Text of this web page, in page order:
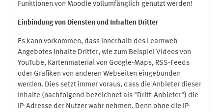
Funktionen von Moodle vollumfänglich genutzt werden!
Einbindung von Diensten und Inhalten Dritter
Es kann vorkommen, dass innerhalb des Learnweb-
Angebotes Inhalte Dritter, wie zum Beispiel Videos von
YouTube, Kartenmaterial von Google-Maps, RSS-Feeds
oder Grafiken von anderen Webseiten eingebunden
werden. Dies setzt immer voraus, dass die Anbieter dieser
Inhalte (nachfolgend bezeichnet als "Dritt-Anbieter") die
IP-Adresse der Nutzer wahr nehmen. Denn ohne die IP-